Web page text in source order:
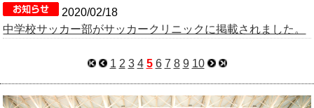
2020/02/18
中学校サッカー部がサッカークリニックに掲載されました。
1 2 3 4 5 6 7 8 9 10